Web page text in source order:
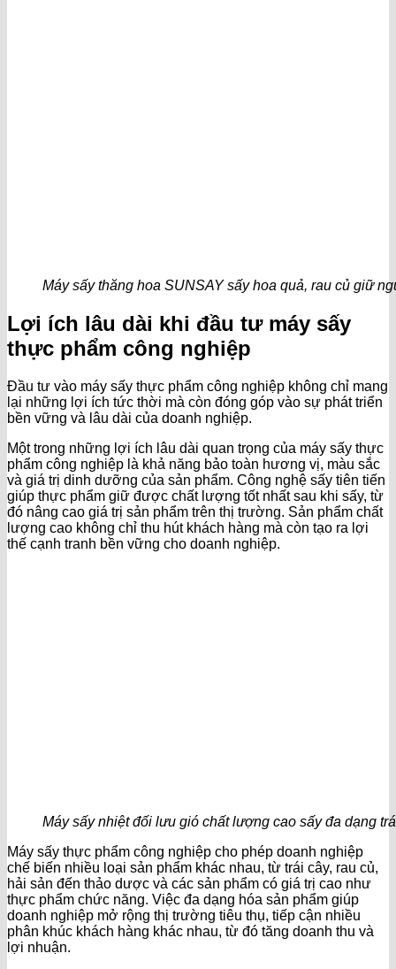
Máy sấy thăng hoa SUNSAY sấy hoa quả, rau củ giữ
Lợi ích lâu dài khi đầu tư máy sấy
thực phẩm công nghiệp
Đầu tư vào máy sấy thực phẩm công nghiệp không chỉ mang
lại những lợi ích tức thời mà còn đóng góp vào sự phát triển
bền vững và lâu dài của doanh nghiệp.
Một trong những lợi ích lâu dài quan trọng của máy sấy thực
phẩm công nghiệp là khả năng bảo toàn hương vị, màu sắc
và giá trị dinh dưỡng của sản phẩm. Công nghệ sấy tiên tiến
giúp thực phẩm giữ được chất lượng tốt nhất sau khi sấy, từ
đó nâng cao giá trị sản phẩm trên thị trường. Sản phẩm chất
lượng cao không chỉ thu hút khách hàng mà còn tạo ra lợi
thế cạnh tranh bền vững cho doanh nghiệp.
Máy sấy nhiệt đối lưu gió chất lượng cao sấy đa dạng
Máy sấy thực phẩm công nghiệp cho phép doanh nghiệp
chế biến nhiều loại sản phẩm khác nhau, từ trái cây, rau củ,
hải sản đến thảo dược và các sản phẩm có giá trị cao như
thực phẩm chức năng. Việc đa dạng hóa sản phẩm giúp
doanh nghiệp mở rộng thị trường tiêu thụ, tiếp cận nhiều
phân khúc khách hàng khác nhau, từ đó tăng doanh thu và
lợi nhuận.